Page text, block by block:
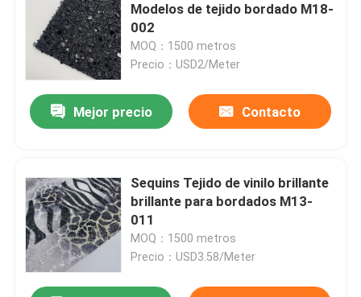
Productos
Los vídeos
Sobre nosotros
Control de calidad
Contacta con nosotros
Modelos de tejido bordado M18-
002
MOQ：1500 metros
Precio：USD2/Meter
Mejor precio Contacto
Sequins Tejido de vinilo brillante
brillante para bordados M13-
011
MOQ：1500 metros
Precio：USD3.58/Meter